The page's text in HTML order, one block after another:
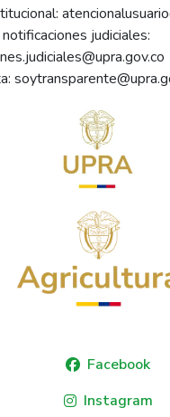
judiciales:
Facebook
Instagram